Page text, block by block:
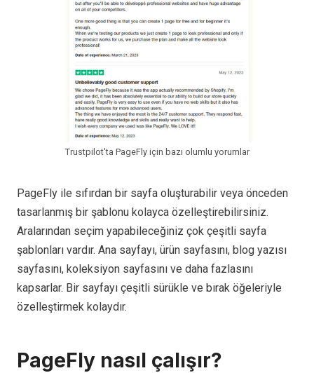
Trustpilot'ta PageFly için bazı olumlu yorumlar
PageFly ile sıfırdan bir sayfa oluşturabilir veya önceden
tasarlanmış bir şablonu kolayca özelleştirebilirsiniz.
Aralarından seçim yapabileceğiniz çok çeşitli sayfa
şablonları vardır. Ana sayfayı, ürün sayfasını, blog yazısı
sayfasını, koleksiyon sayfasını ve daha fazlasını
kapsarlar. Bir sayfayı çeşitli sürükle ve bırak öğeleriyle
özelleştirmek kolaydır.
PageFly nasıl çalışır?